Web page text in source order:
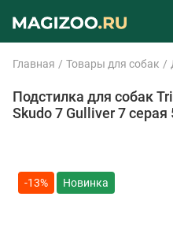
Главная Товары для собак
Подстилка для собак
Skudo 7 Gulliver 7
-13%